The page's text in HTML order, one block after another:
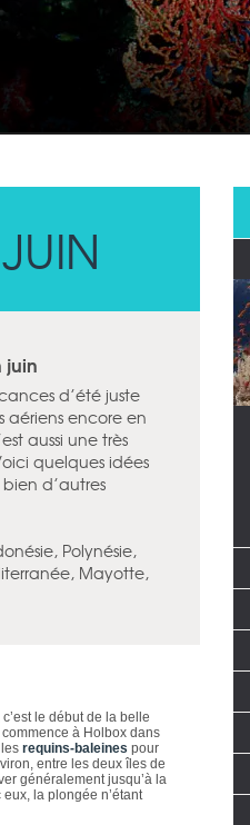
juin
d’été juste
aériens encore en
aussi une très
quelques idées
d’autres
Polynésie,
Mayotte,
le début de la belle
à Holbox dans
requins-baleines pour
entre les deux îles de
généralement jusqu’à la
la plongée n’étant